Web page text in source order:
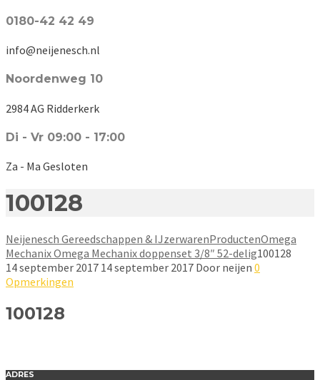
0180-42 42 49
info@neijenesch.nl
Noordenweg 10
2984 AG Ridderkerk
Di - Vr 09:00 - 17:00
Za - Ma Gesloten
100128
Neijenesch Gereedschappen & IJzerwarenProductenOmega
Mechanix Omega Mechanix doppenset 3/8″ 52-delig100128
14 september 2017 14 september 2017 Door neijen 0
Opmerkingen
100128
ADRES